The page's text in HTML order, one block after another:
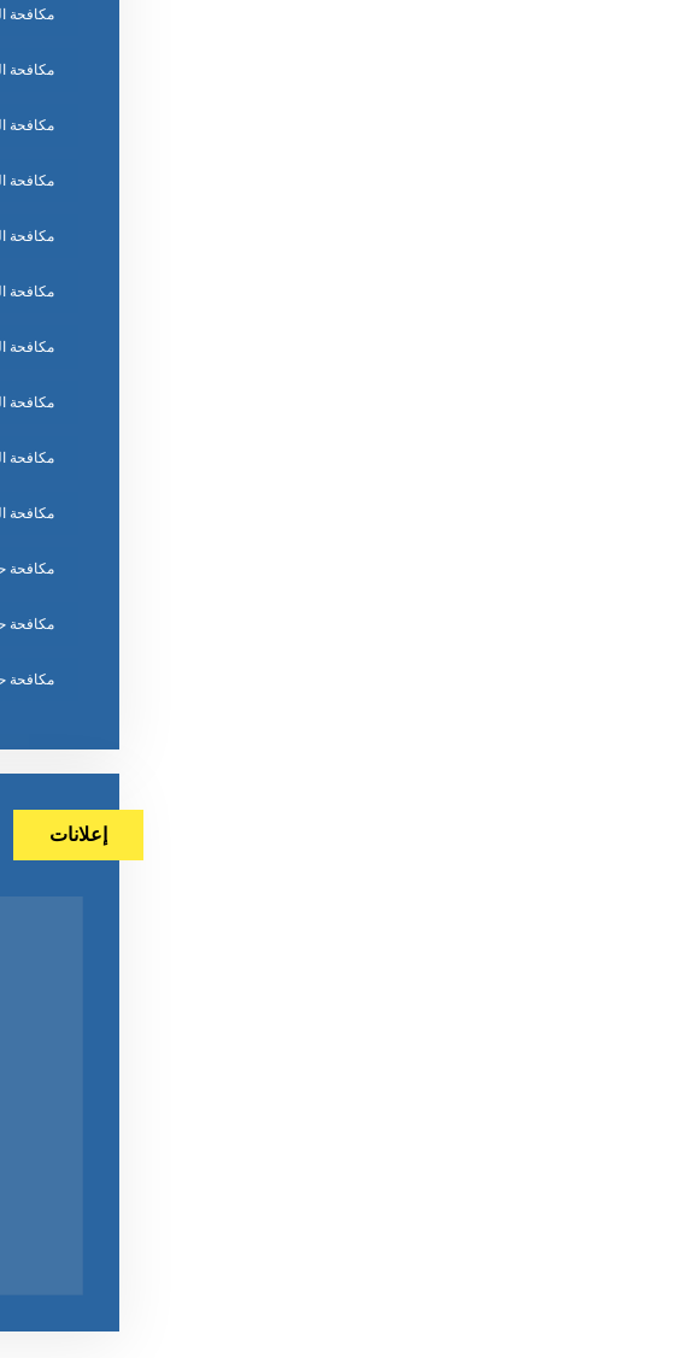
مكافحة
مكافحة
مكافحة
مكافحة
مكافحة
مكافحة
مكافحة
مكافحة
مكافحة
مكافحة
مكافحة
مكافحة
مكافحة
إعلانات